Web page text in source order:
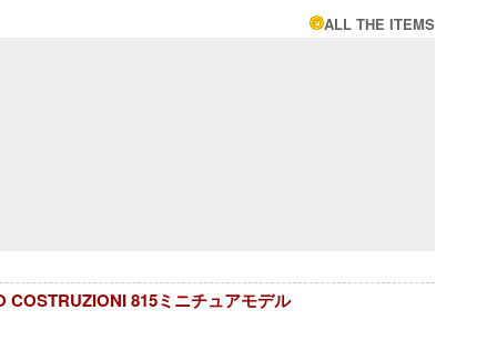
ALL THE ITEMS
815ミニチュアモデル